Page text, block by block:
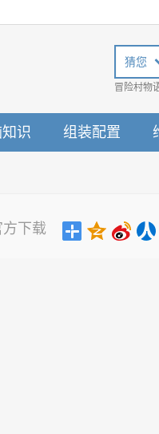
猜您
冒险村物
识 组装配置
下载